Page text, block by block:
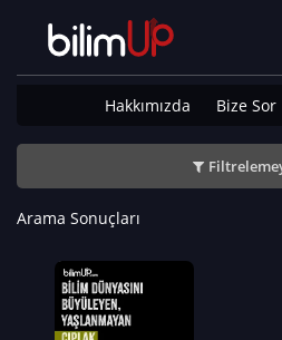
Hakkımızda Bize Sor
Arama Sonuçları